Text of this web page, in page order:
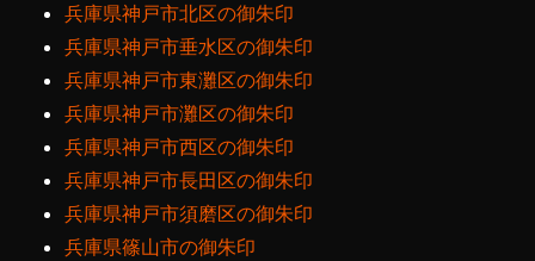
兵庫県神戸市北区の御朱印
兵庫県神戸市垂水区の御朱印
兵庫県神戸市東灘区の御朱印
兵庫県神戸市灘区の御朱印
兵庫県神戸市西区の御朱印
兵庫県神戸市長田区の御朱印
兵庫県神戸市須磨区の御朱印
兵庫県篠山市の御朱印